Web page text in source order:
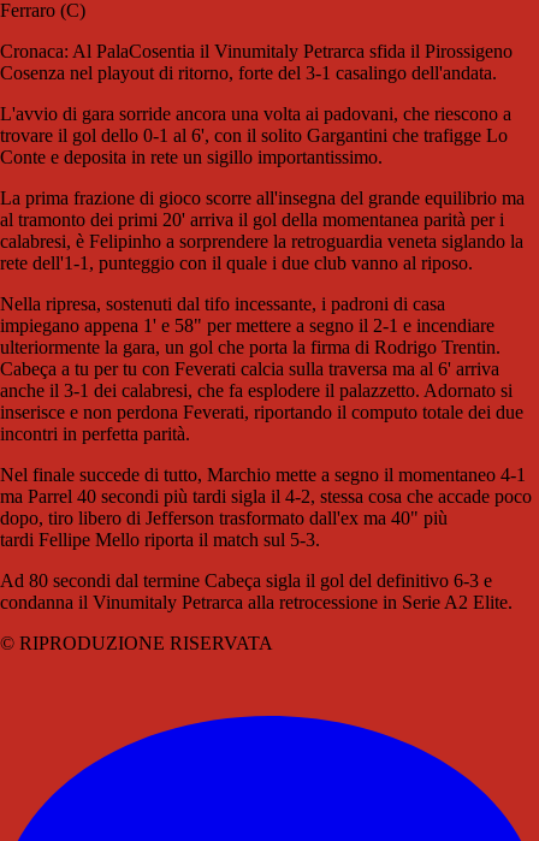
Ferraro (C)
Cronaca: Al PalaCosentia il Vinumitaly Petrarca sfida il Pirossigeno
Cosenza nel playout di ritorno, forte del 3-1 casalingo dell'andata.
L'avvio di gara sorride ancora una volta ai padovani, che riescono a
trovare il gol dello 0-1 al 6', con il solito Gargantini che trafigge Lo
Conte e deposita in rete un sigillo importantissimo.
La prima frazione di gioco scorre all'insegna del grande equilibrio ma
al tramonto dei primi 20' arriva il gol della momentanea parità per i
calabresi, è Felipinho a sorprendere la retroguardia veneta siglando la
rete dell'1-1, punteggio con il quale i due club vanno al riposo.
Nella ripresa, sostenuti dal tifo incessante, i padroni di casa
impiegano appena 1' e 58" per mettere a segno il 2-1 e incendiare
ulteriormente la gara, un gol che porta la firma di Rodrigo Trentin.
Cabeça a tu per tu con Feverati calcia sulla traversa ma al 6' arriva
anche il 3-1 dei calabresi, che fa esplodere il palazzetto. Adornato si
inserisce e non perdona Feverati, riportando il computo totale dei due
incontri in perfetta parità.
Nel finale succede di tutto, Marchio mette a segno il momentaneo 4-1
ma Parrel 40 secondi più tardi sigla il 4-2, stessa cosa che accade poco
dopo, tiro libero di Jefferson trasformato dall'ex ma 40" più
tardi Fellipe Mello riporta il match sul 5-3.
Ad 80 secondi dal termine Cabeça sigla il gol del definitivo 6-3 e
condanna il Vinumitaly Petrarca alla retrocessione in Serie A2 Elite.
© RIPRODUZIONE RISERVATA